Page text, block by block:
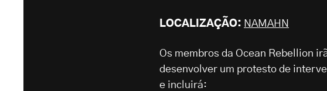
LOCALIZAÇÃO: NAMAHN
Os membros da Ocean Rebellion
desenvolver um protesto de
e incluirá: